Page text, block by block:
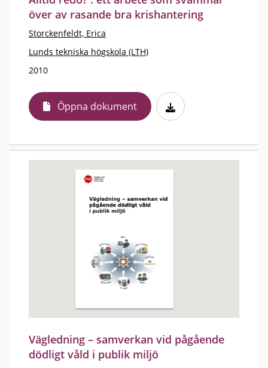
över av rasande bra krishantering
Storckenfeldt, Erica
Lunds tekniska högskola (LTH)
2010
Öppna dokument
Vägledning – samverkan vid pågående
dödligt våld i publik miljö